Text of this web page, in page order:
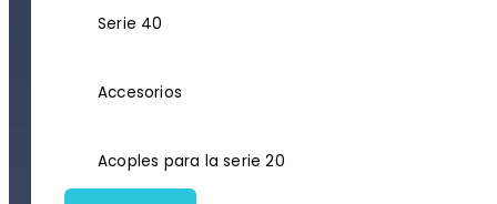
Serie 40
Accesorios
Acoples para la serie 20